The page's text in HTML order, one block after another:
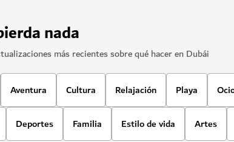
nada
más recientes sobre qué hacer en Dubái
Aventura Cultura Relajación Playa
Deportes Familia Estilo de vida Artes